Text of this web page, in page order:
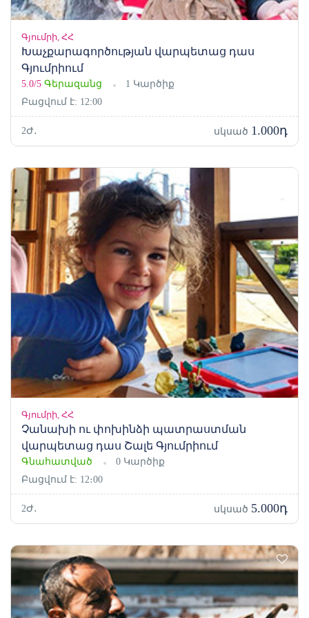
Գյումրի, ՀՀ
Խաչքարագործության վարպետաց դաս
Գյումրիում
5.0/5 Գերազանց
1 Կարծիք
Բացվում է: 12:00
2Ժ․ սկսած 1.000դ
Գյումրի, ՀՀ
Չանախի ու փոխինձի պատրաստման
վարպետաց դաս Շալե Գյումրիում
Գնահատված
0 Կարծիք
Բացվում է: 12։00
2Ժ․ սկսած 5.000դ